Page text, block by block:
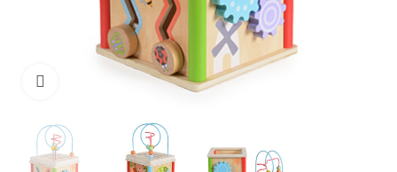
Clicca per ingrandire